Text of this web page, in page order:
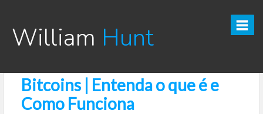
William Hunt
CURSO TESOURO DIRETO PRO
Bitcoins | Entenda o que é e
Como Funciona